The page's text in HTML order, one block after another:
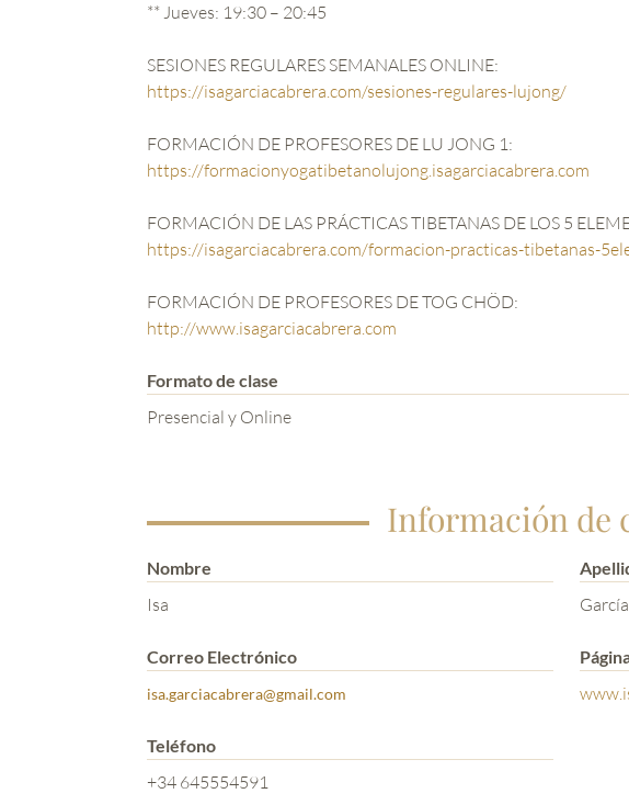
** Jueves: 19:30 – 20:45
SESIONES REGULARES SEMANALES ONLINE:
https://isagarciacabrera.com/sesiones-regulares-lujong/
FORMACIÓN DE PROFESORES DE LU JONG 1:
https://formacionyogatibetanolujong.isagarciacabrera.com
FORMACIÓN DE LAS PRÁCTICAS TIBETANAS DE LOS 5
https://isagarciacabrera.com/formacion-practicas-tibetanas-
FORMACIÓN DE PROFESORES DE TOG CHÖD:
http://www.isagarciacabrera.com
Formato de clase
Presencial y Online
Información de
Nombre
Isa
Correo Electrónico
isa.garciacabrera@gmail.com
Teléfono
+34 645554591